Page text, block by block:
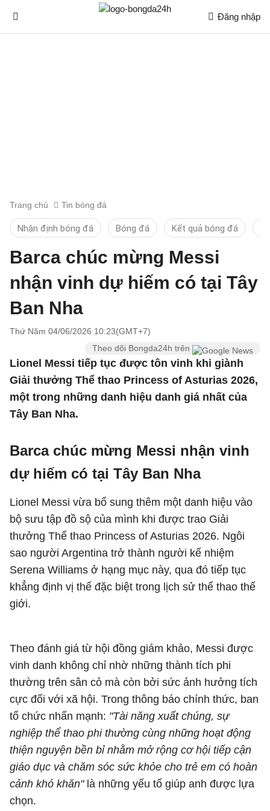
Đăng nhập
Trang chủ Tin bóng đá
Nhận định bóng đá Bóng đá Kết quả bóng đá
Barca chúc mừng Messi
nhận vinh dự hiếm có tại Tây
Ban Nha
Thứ Năm 04/06/2026 10:23(GMT+7)
Theo dõi Bongda24h trên
Lionel Messi tiếp tục được tôn vinh khi giành
Giải thưởng Thể thao Princess of Asturias 2026,
một trong những danh hiệu danh giá nhất của
Tây Ban Nha.
Barca chúc mừng Messi nhận vinh
dự hiếm có tại Tây Ban Nha
Lionel Messi vừa bổ sung thêm một danh hiệu vào
bộ sưu tập đồ sộ của mình khi được trao Giải
thưởng Thể thao Princess of Asturias 2026. Ngôi
sao người Argentina trở thành người kế nhiệm
Serena Williams ở hạng mục này, qua đó tiếp tục
khẳng định vị thế đặc biệt trong lịch sử thể thao thế
giới.
Theo đánh giá từ hội đồng giám khảo, Messi được
vinh danh không chỉ nhờ những thành tích phi
thường trên sân cỏ mà còn bởi sức ảnh hưởng tích
cực đối với xã hội. Trong thông báo chính thức, ban
tổ chức nhấn mạnh: "Tài năng xuất chúng, sự
nghiệp thể thao phi thường cùng những hoạt động
thiện nguyện bền bỉ nhằm mở rộng cơ hội tiếp cận
giáo dục và chăm sóc sức khỏe cho trẻ em có hoàn
cảnh khó khăn"là những yếu tố giúp anh được lựa
chọn.